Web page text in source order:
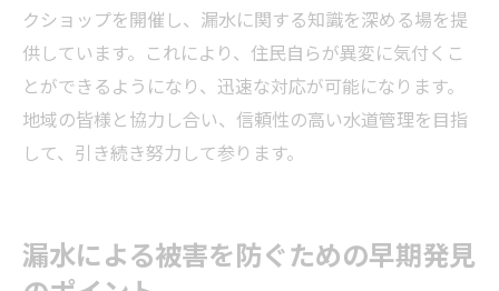
クショップを開催し、漏水に関する知識を深める場を提
供しています。これにより、住民自らが異変に気付くこ
とができるようになり、迅速な対応が可能になります。
地域の皆様と協力し合い、信頼性の高い水道管理を目指
して、引き続き努力して参ります。
漏水による被害を防ぐための早期発見